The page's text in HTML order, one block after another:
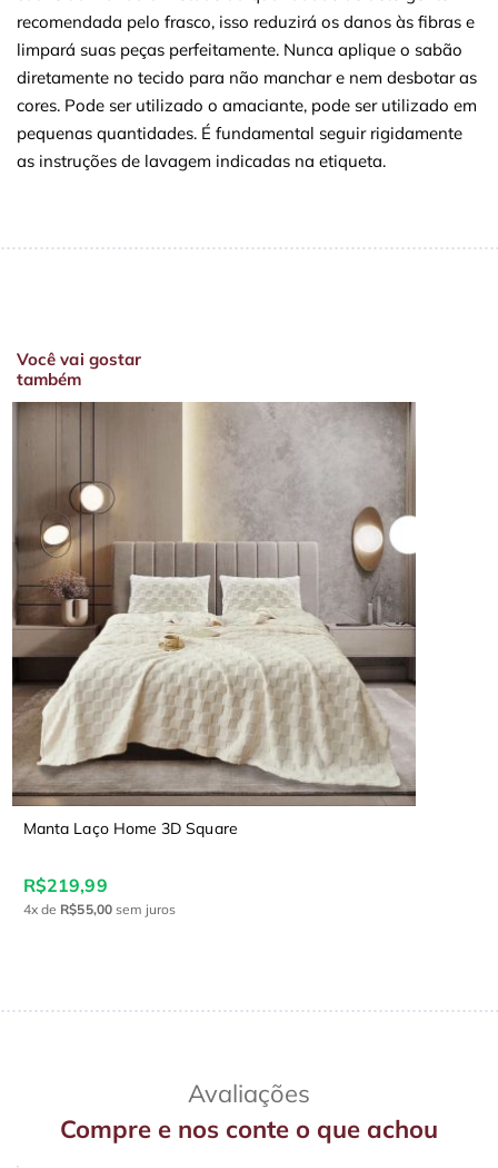
recomendada pelo frasco, isso reduzirá os danos às fibras e
limpará suas peças perfeitamente. Nunca aplique o sabão
diretamente no tecido para não manchar e nem desbotar as
cores. Pode ser utilizado o amaciante, pode ser utilizado em
pequenas quantidades. É fundamental seguir rigidamente
as instruções de lavagem indicadas na etiqueta.
Você vai gostar
também
Manta Laço Home 3D Square
R$219,99
4x de R$55,00sem juros
Avaliações
Compre e nos conte o que achou